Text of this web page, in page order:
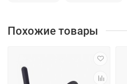
Похожие товары